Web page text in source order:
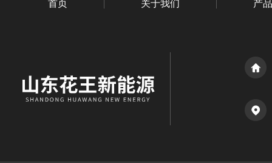
首页 关于我们 产